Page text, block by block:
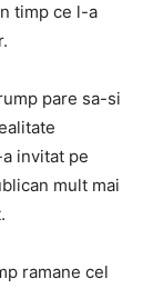
timp ce l-a
pare sa-si
invitat pe
mult mai
ramane cel